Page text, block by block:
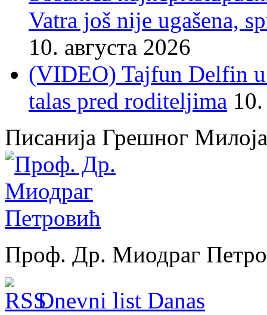
Vatra još nije ugašena,
10. августа 2026
(VIDEO) Tajfun Delfin
talas pred roditeljima
Писанија Грешног Милоја
Проф. Др. Миодраг
Dnevni list Danas